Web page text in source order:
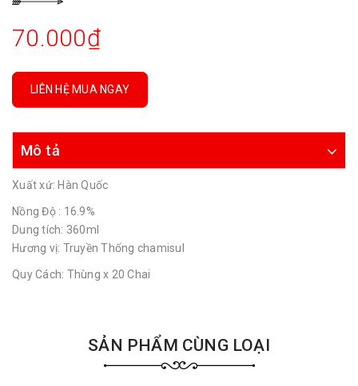
70.000₫
LIÊN HỆ MUA NGAY
Mô tả
Xuất xứ: Hàn Quốc
Nồng Độ : 16.9%
Dung tích: 360ml
Hương vị: Truyền Thống chamisul
Quy Cách: Thùng x 20 Chai
SẢN PHẨM CÙNG LOẠI